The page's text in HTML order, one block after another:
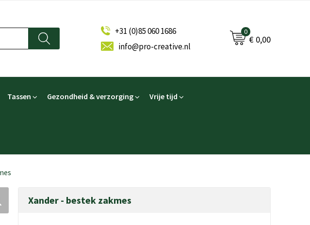
+31 (0)85 060 1686
info@pro-creative.nl
0
€ 0,00
Tassen Gezondheid & verzorging Vrije tijd
Xander - bestek zakmes